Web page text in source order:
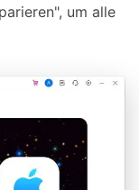
um alle